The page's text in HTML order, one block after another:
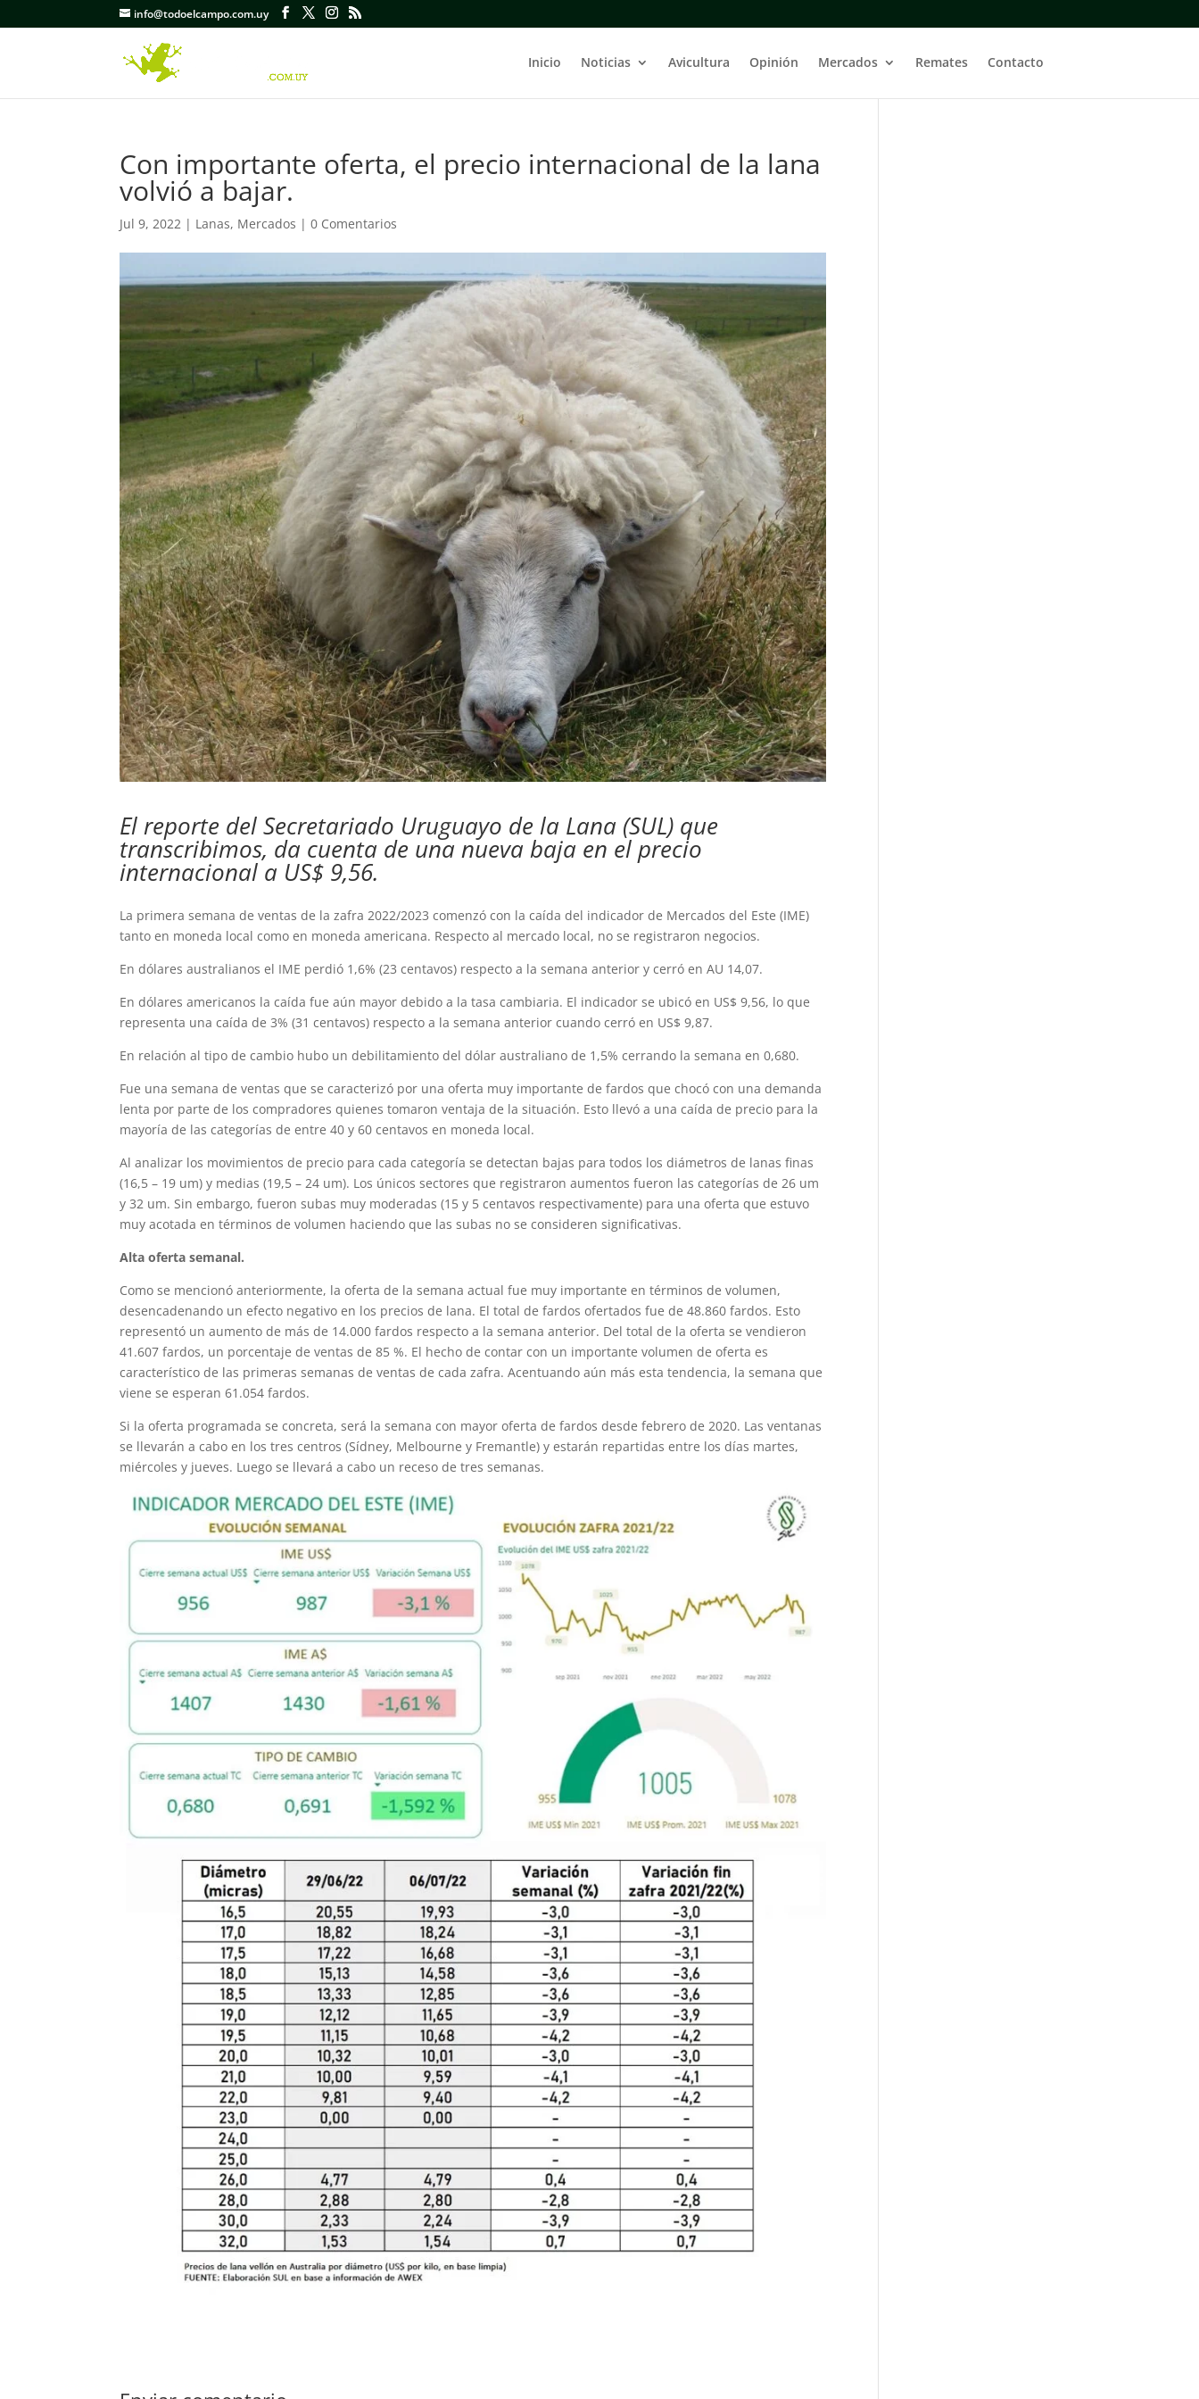
info@todoelcampo.com.uy
Inicio Noticias Avicultura Opinión Mercados Remates Contacto
Con importante oferta, el precio internacional de la lana
volvió a bajar.
Jul 9, 2022 | Lanas, Mercados |0 Comentarios
El reporte del Secretariado Uruguayo de la Lana (SUL) que
transcribimos, da cuenta de una nueva baja en el precio
internacional a US$ 9,56.
La primera semana de ventas de la zafra 2022/2023 comenzó con la caída del indicador de Mercados del Este (IME)
tanto en moneda local como en moneda americana. Respecto al mercado local, no se registraron negocios.
En dólares australianos el IME perdió 1,6% (23 centavos) respecto a la semana anterior y cerró en AU 14,07.
En dólares americanos la caída fue aún mayor debido a la tasa cambiaria. El indicador se ubicó en US$ 9,56, lo que
representa una caída de 3% (31 centavos) respecto a la semana anterior cuando cerró en US$ 9,87.
En relación al tipo de cambio hubo un debilitamiento del dólar australiano de 1,5% cerrando la semana en 0,680.
Fue una semana de ventas que se caracterizó por una oferta muy importante de fardos que chocó con una demanda
lenta por parte de los compradores quienes tomaron ventaja de la situación. Esto llevó a una caída de precio para la
mayoría de las categorías de entre 40 y 60 centavos en moneda local.
Al analizar los movimientos de precio para cada categoría se detectan bajas para todos los diámetros de lanas finas
(16,5 – 19 um) y medias (19,5 – 24 um). Los únicos sectores que registraron aumentos fueron las categorías de 26 um
y 32 um. Sin embargo, fueron subas muy moderadas (15 y 5 centavos respectivamente) para una oferta que estuvo
muy acotada en términos de volumen haciendo que las subas no se consideren significativas.
Alta oferta semanal.
Como se mencionó anteriormente, la oferta de la semana actual fue muy importante en términos de volumen,
desencadenando un efecto negativo en los precios de lana. El total de fardos ofertados fue de 48.860 fardos. Esto
representó un aumento de más de 14.000 fardos respecto a la semana anterior. Del total de la oferta se vendieron
41.607 fardos, un porcentaje de ventas de 85 %. El hecho de contar con un importante volumen de oferta es
característico de las primeras semanas de ventas de cada zafra. Acentuando aún más esta tendencia, la semana que
viene se esperan 61.054 fardos.
Si la oferta programada se concreta, será la semana con mayor oferta de fardos desde febrero de 2020. Las ventanas
se llevarán a cabo en los tres centros (Sídney, Melbourne y Fremantle) y estarán repartidas entre los días martes,
miércoles y jueves. Luego se llevará a cabo un receso de tres semanas.